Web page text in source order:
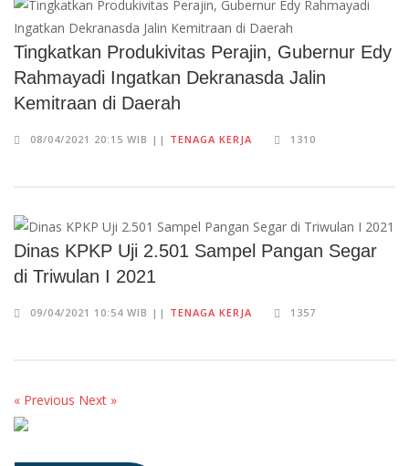
Tingkatkan Produkivitas Perajin, Gubernur Edy
Rahmayadi Ingatkan Dekranasda Jalin
Kemitraan di Daerah
08/04/2021 20:15 WIB || TENAGA KERJA 1310
Dinas KPKP Uji 2.501 Sampel Pangan Segar
di Triwulan I 2021
09/04/2021 10:54 WIB || TENAGA KERJA 1357
« Previous Next »